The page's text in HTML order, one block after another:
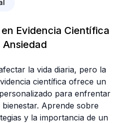
Evidencia Científica
la vida diaria, pero la
científica ofrece un
para enfrentar
Aprende sobre
y la importancia de un